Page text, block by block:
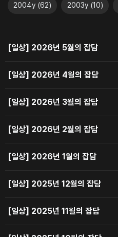
2004y (62) 2003y (10)
[일상] 2026년 5월의 잡담
[일상] 2026년 4월의 잡담
[일상] 2026년 3월의 잡담
[일상] 2026년 2월의 잡담
[일상] 2026년 1월의 잡담
[일상] 2025년 12월의 잡담
[일상] 2025년 11월의 잡담